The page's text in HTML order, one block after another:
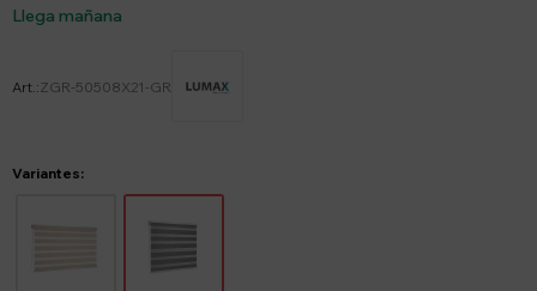
Llega mañana
ZGR-50508X21-GR
Variantes: